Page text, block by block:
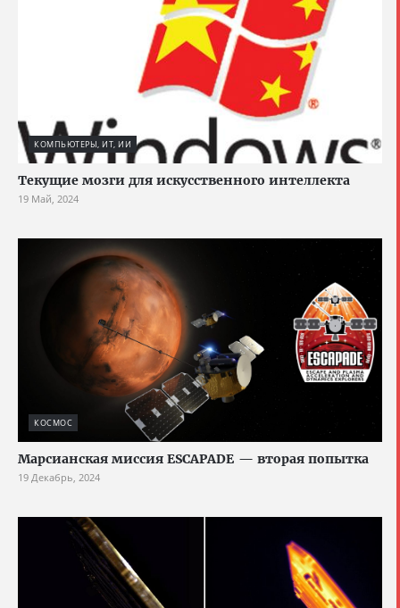
КОМПЬЮТЕРЫ, ИТ, ИИ
Текущие мозги для искусственного интеллекта
19 Май, 2024
КОСМОС
Марсианская миссия ESCAPADE — вторая попытка
19 Декабрь, 2024